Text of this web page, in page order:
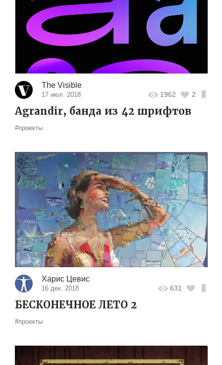
The Visible
17 июл. 2018 1962 2
Agrandir, банда из 42 шрифтов
#проекты
Харис Цевис
16 дек. 2018 631
БЕСКОНЕЧНОЕ ЛЕТО 2
#проекты